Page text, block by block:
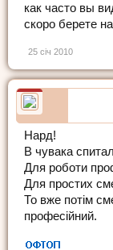
как часто вы
скоро берете
25 січ 2010
Нард!
В чувака
Для роботи
Для простих
То вже потім
професійний.